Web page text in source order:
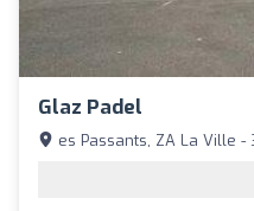
Glaz Padel
es Passants, ZA La Ville